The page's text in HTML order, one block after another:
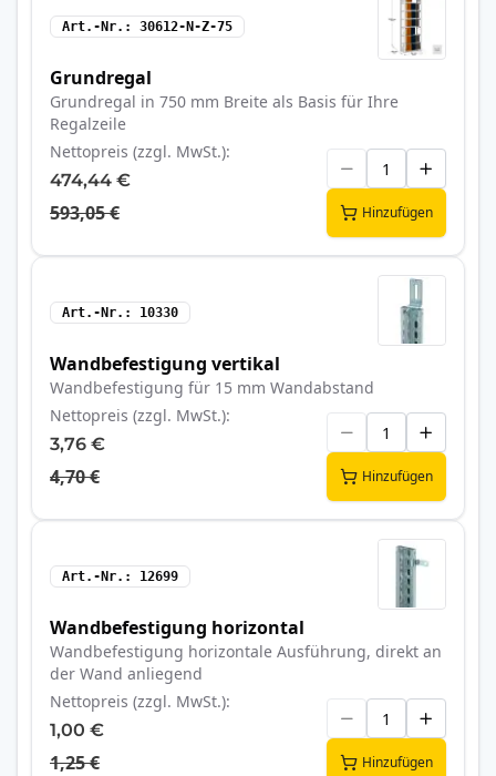
Art.-Nr. 30612-N-Z-75
Grundregal
Grundregal in 750 mm Breite als Basis für Ihre
Regalzeile
Nettopreis (zzgl. MwSt.)
474,44 €
593,05 € Hinzufügen
Art.-Nr. 10330
Wandbefestigung vertikal
Wandbefestigung für 15 mm Wandabstand
Nettopreis (zzgl. MwSt.)
3,76 €
4,70 € Hinzufügen
Art.-Nr. 12699
Wandbefestigung horizontal
Wandbefestigung horizontale Ausführung, direkt an
der Wand anliegend
Nettopreis (zzgl. MwSt.)
1,00 €
1,25 € Hinzufügen